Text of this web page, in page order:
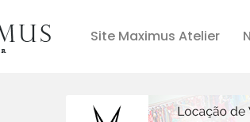
Site Maximus Atelier